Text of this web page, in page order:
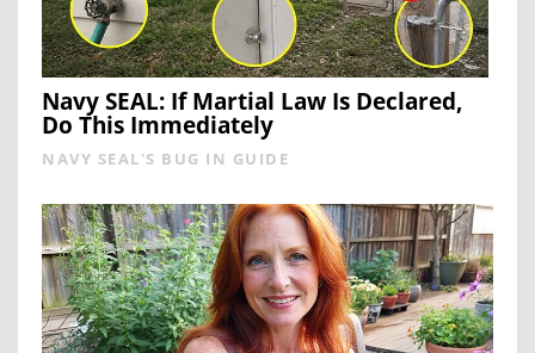
Navy SEAL: If Martial Law Is Declared,
Do This Immediately
NAVY SEAL'S BUG IN GUIDE